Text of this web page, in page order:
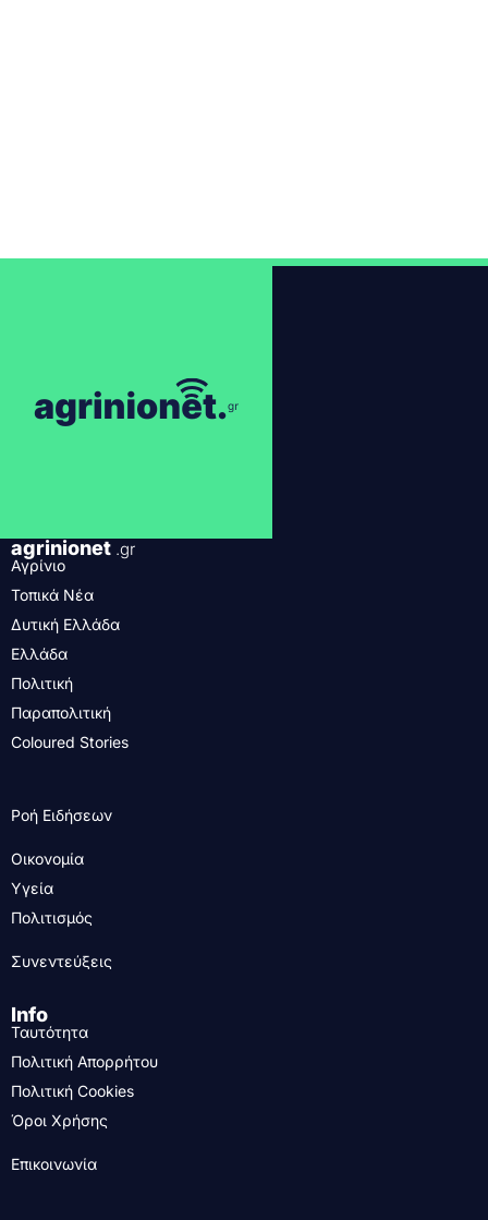
agrinionet .gr
Αγρίνιο
Τοπικά Νέα
Δυτική Ελλάδα
Ελλάδα
Πολιτική
Παραπολιτική
Coloured Stories
Ροή Ειδήσεων
Οικονομία
Υγεία
Πολιτισμός
Συνεντεύξεις
Info
Ταυτότητα
Πολιτική Απορρήτου
Πολιτική Cookies
Όροι Χρήσης
Επικοινωνία